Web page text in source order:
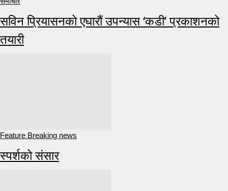
सविन प्रियासनको एघारौं उपन्यास ‘कडी’ प्रकाशनको
तयारी
Feature Breaking news
स्पर्शको संसार